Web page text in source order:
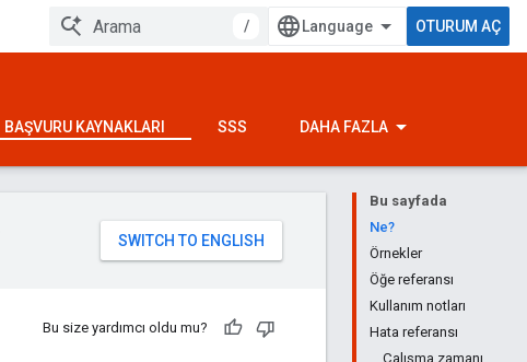
/ OTURUM AÇ
BAŞVURU KAYNAKLARI SSS DAHA FAZLA
Bu sayfada
Ne?
Örnekler
Öğe referansı
Kullanım notları
Hata referansı
Çalışma zamanı
Bu size yardımcı oldu mu?